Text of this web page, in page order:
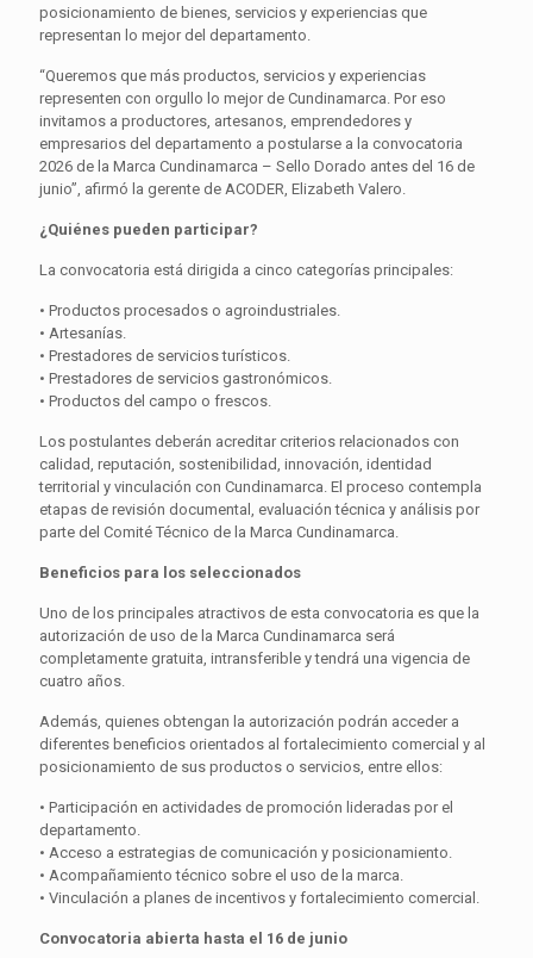
posicionamiento de bienes, servicios y experiencias que
representan lo mejor del departamento.
“Queremos que más productos, servicios y experiencias
representen con orgullo lo mejor de Cundinamarca. Por eso
invitamos a productores, artesanos, emprendedores y
empresarios del departamento a postularse a la convocatoria
2026 de la Marca Cundinamarca – Sello Dorado antes del 16 de
junio”, afirmó la gerente de ACODER, Elizabeth Valero.
¿Quiénes pueden participar?
La convocatoria está dirigida a cinco categorías principales:
• Productos procesados o agroindustriales.
• Artesanías.
• Prestadores de servicios turísticos.
• Prestadores de servicios gastronómicos.
• Productos del campo o frescos.
Los postulantes deberán acreditar criterios relacionados con
calidad, reputación, sostenibilidad, innovación, identidad
territorial y vinculación con Cundinamarca. El proceso contempla
etapas de revisión documental, evaluación técnica y análisis por
parte del Comité Técnico de la Marca Cundinamarca.
Beneficios para los seleccionados
Uno de los principales atractivos de esta convocatoria es que la
autorización de uso de la Marca Cundinamarca será
completamente gratuita, intransferible y tendrá una vigencia de
cuatro años.
Además, quienes obtengan la autorización podrán acceder a
diferentes beneficios orientados al fortalecimiento comercial y al
posicionamiento de sus productos o servicios, entre ellos:
• Participación en actividades de promoción lideradas por el
departamento.
• Acceso a estrategias de comunicación y posicionamiento.
• Acompañamiento técnico sobre el uso de la marca.
• Vinculación a planes de incentivos y fortalecimiento comercial.
Convocatoria abierta hasta el 16 de junio